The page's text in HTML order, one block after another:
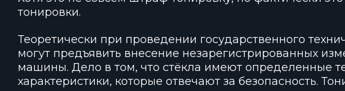
тонировки.
Теоретически при проведении государственного
могут предъявить внесение незарегистрированных
машины. Дело в том, что стёкла имеют определенные
характеристики, которые отвечают за безопасность.